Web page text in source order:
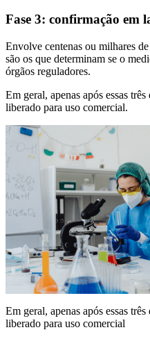
Fase 3: confirmação em
Envolve centenas ou milhares
são os que determinam se o
órgãos reguladores.
Em geral, apenas após essas
liberado para uso comercial.
Em geral, apenas após essas
liberado para uso comercial